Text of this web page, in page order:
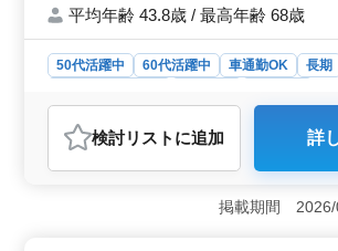
平均年齢 43.8歳 / 最高年齢 68歳
50代活躍中 60代活躍中 車通勤OK
長期
調理師・調理補助・スタ
おすすめポイント
＜柔軟な勤務時間＞ 勤務時間は8時15
たは14時00分〜19時00分と、希望に応
可能です。週3〜5日の勤務が選べるため
検討リスト に追加 詳
掲載期間 2026/